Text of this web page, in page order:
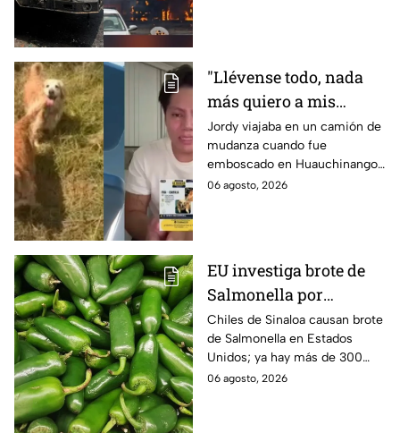
"Llévense todo, nada
más quiero a mis
perritas": Asaltan a un
joven, vacían sus
cuentas y le roban a sus
mascotas en
Jordy viajaba en un camión de
mudanza cuando fue
emboscado en Huauchinango,
Puebla, Además de quitarle
06 agosto, 2026
EU investiga brote de
Salmonella por
jalapeños de Sinaloa
Chiles de Sinaloa causan brote
de Salmonella en Estados
Unidos; ya hay más de 300
enfermos en 27 estados.
06 agosto, 2026